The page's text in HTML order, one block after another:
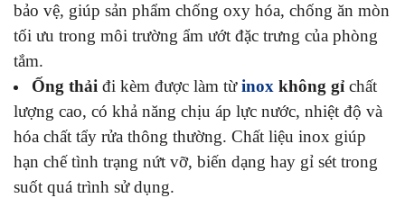
bảo vệ, giúp sản phẩm chống oxy hóa, chống ăn mòn
tối ưu trong môi trường ẩm ướt đặc trưng của phòng
tắm.
Ống thải đi kèm được làm từinox không gỉ chất
lượng cao, có khả năng chịu áp lực nước, nhiệt độ và
hóa chất tẩy rửa thông thường. Chất liệu inox giúp
hạn chế tình trạng nứt vỡ, biến dạng hay gỉ sét trong
suốt quá trình sử dụng.